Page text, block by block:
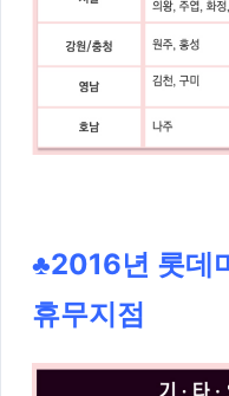
♣2016년 롯데
휴무지점